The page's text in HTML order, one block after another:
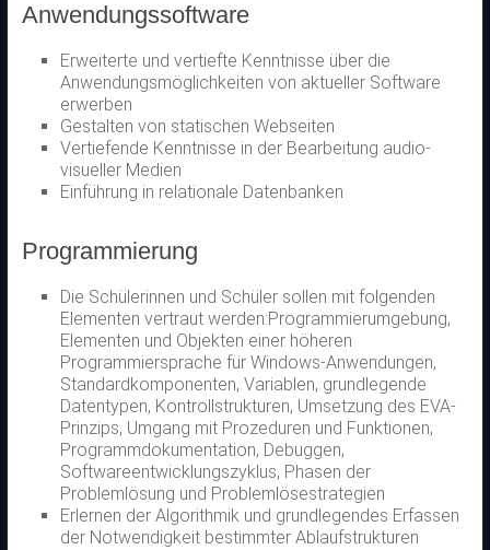
Anwendungssoftware
Erweiterte und vertiefte Kenntnisse über die
Anwendungsmöglichkeiten von aktueller Software
erwerben
Gestalten von statischen Webseiten
Vertiefende Kenntnisse in der Bearbeitung audio-
visueller Medien
Einführung in relationale Datenbanken
Programmierung
Die Schülerinnen und Schüler sollen mit folgenden
Elementen vertraut werden:Programmierumgebung,
Elementen und Objekten einer höheren
Programmiersprache für Windows-Anwendungen,
Standardkomponenten, Variablen, grundlegende
Datentypen, Kontrollstrukturen, Umsetzung des EVA-
Prinzips, Umgang mit Prozeduren und Funktionen,
Programmdokumentation, Debuggen,
Softwareentwicklungszyklus, Phasen der
Problemlösung und Problemlösestrategien
Erlernen der Algorithmik und grundlegendes Erfassen
der Notwendigkeit bestimmter Ablaufstrukturen